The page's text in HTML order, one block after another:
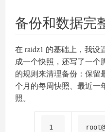
备份和数据完
在 raidz1 的基础上，我设
成一个快照，还写了一个
的规则来清理备份：保留
个月的每周快照、最近一
照。
1